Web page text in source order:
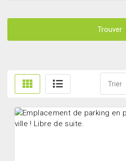
Trouver
Trier